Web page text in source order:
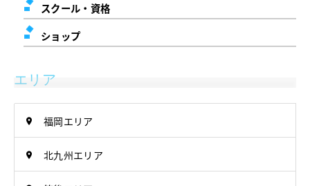
スクール・資格
ショップ
エリア
福岡エリア
北九州エリア